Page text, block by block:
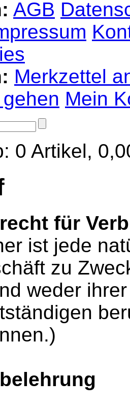
AGB
Merkzettel
Mein
0 Artikel,
für
ist jede
zu
weder